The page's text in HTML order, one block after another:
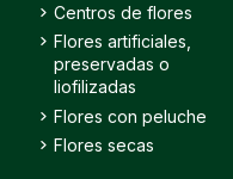
Centros de flores
Flores artificiales,
preservadas o
liofilizadas
Flores con peluche
Flores secas